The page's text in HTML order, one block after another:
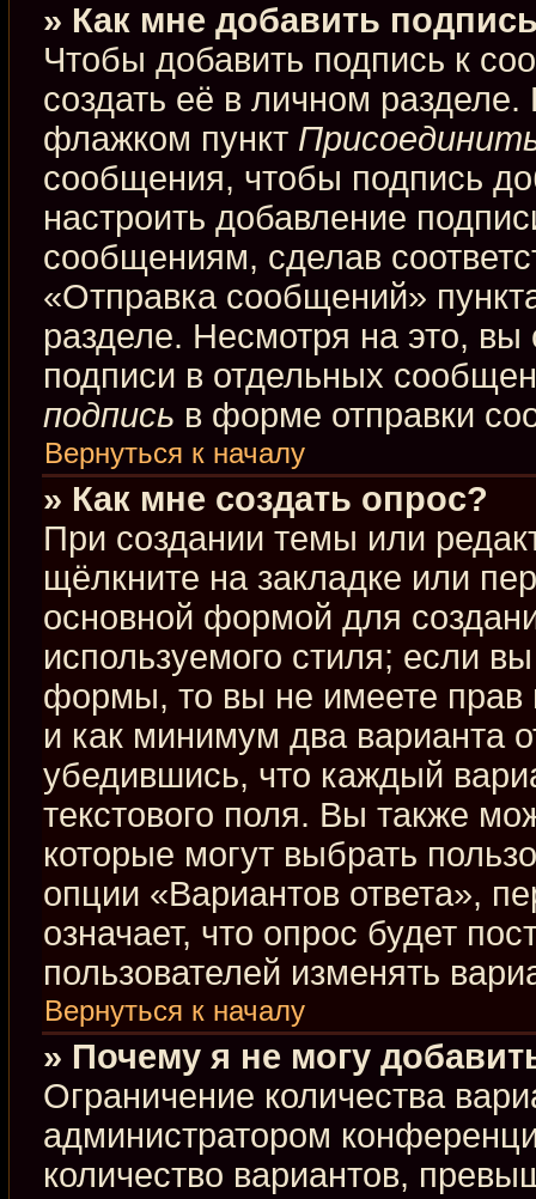
» Как мне добавить
Чтобы добавить подпись к
создать её в личном
флажком пункт
сообщения, чтобы подпись
настроить добавление
сообщениям, сделав
«Отправка сообщений»
разделе. Несмотря на это,
подписи в отдельных
подпись в форме отправки
Вернуться к началу
» Как мне создать опрос?
При создании темы или
щёлкните на закладке или
основной формой для
используемого стиля; если
формы, то вы не имеете прав
и как минимум два варианта
убедившись, что каждый
текстового поля. Вы также
которые могут выбрать
опции «Вариантов ответа»,
означает, что опрос будет
пользователей изменять
Вернуться к началу
» Почему я не могу
Ограничение количества
администратором
количество вариантов,